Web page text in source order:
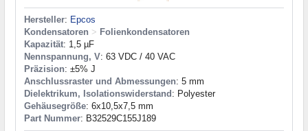
Hersteller: Epcos
Kondensatoren > Folienkondensatoren
Kapazität: 1,5 µF
Nennspannung, V: 63 VDC / 40 VAC
Präzision: ±5% J
Anschlussraster und Abmessungen: 5 mm
Dielektrikum, Isolationswiderstand : Polyester
Gehäusegröße: 6x10,5x7,5 mm
Part Nummer: B32529C155J189